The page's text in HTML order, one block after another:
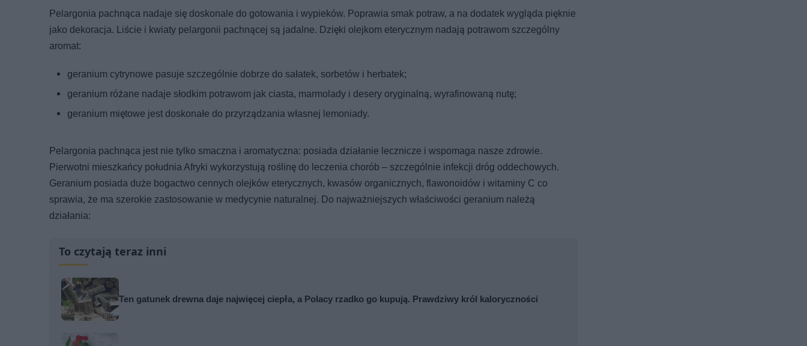
Pelargonia pachnąca nadaje się doskonale do gotowania i wypieków. Poprawia smak potraw, a na dodatek wygląda pięknie
jako dekoracja. Liście i kwiaty pelargonii pachnącej są jadalne. Dzięki olejkom eterycznym nadają potrawom szczególny
aromat:
geranium cytrynowe pasuje szczególnie dobrze do sałatek, sorbetów i herbatek;
geranium różane nadaje słodkim potrawom jak ciasta, marmolady i desery oryginalną, wyrafinowaną nutę;
geranium miętowe jest doskonałe do przyrządzania własnej lemoniady.
Pelargonia pachnąca jest nie tylko smaczna i aromatyczna: posiada działanie lecznicze i wspomaga nasze zdrowie.
Pierwotni mieszkańcy południa Afryki wykorzystują roślinę do leczenia chorób – szczególnie infekcji dróg oddechowych.
Geranium posiada duże bogactwo cennych olejków eterycznych, kwasów organicznych, flawonoidów i witaminy C co
sprawia, że ma szerokie zastosowanie w medycynie naturalnej. Do najważniejszych właściwości geranium należą
działania:
To czytają teraz inni
Ten gatunek drewna daje najwięcej ciepła, a Polacy rzadko go kupują. Prawdziwy król kaloryczności